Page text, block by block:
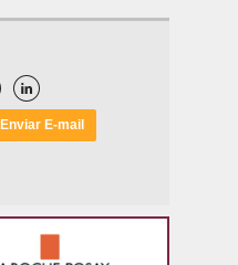

Enviar E-mail